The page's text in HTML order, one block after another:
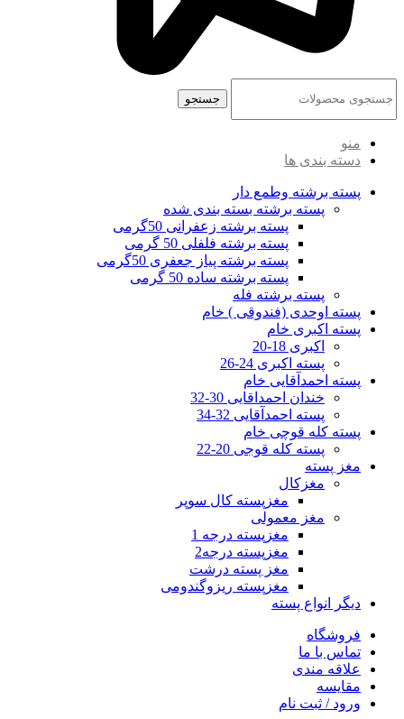
جستجو
منو
دسته بندی ها
پسته برشته وطمع دار
پسته برشته بسته بندی شده
پسته برشته زعفرانی 50گرمی
پسته برشته فلفلی 50 گرمی
پسته برشته پیاز جعفری 50گرمی
پسته برشته ساده 50 گرمی
پسته برشته فله
پسته اوحدی (فندوقی ) خام
پسته اکبری خام
اکبری 18-20
پسته اکبری 24-26
پسته احمدآقایی خام
خندان احمداقایی 30-32
پسته احمدآقایی 32-34
پسته کله قوچی خام
پسته کله قوجی 20-22
مغز پسته
مغزکال
مغزپسته کال سوپر
مغز معمولی
مغزپسته درجه 1
مغزپسته درجه2
مغز پسته درشت
مغزپسته ریزوگندومی
دیگر انواع پسته
فروشگاه
تماس با ما
علاقه مندی
مقایسه
ورود / ثبت نام